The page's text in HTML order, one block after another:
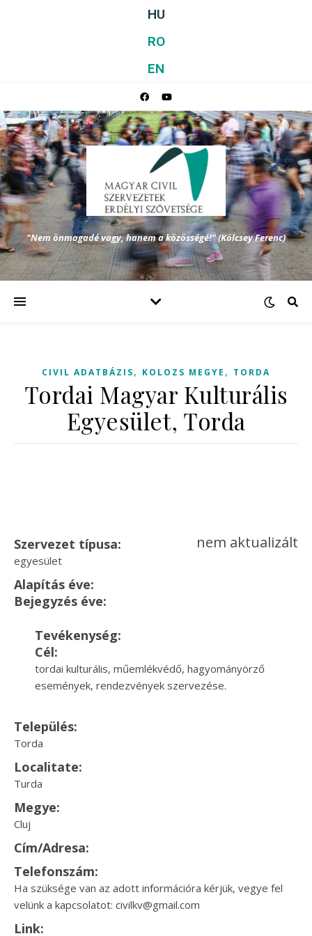
HU
RO
EN
"Nem önmagadé vagy, hanem a közösségé!" (Kölcsey Ferenc)
CIVIL ADATBÁZIS, KOLOZS MEGYE , TORDA
Tordai Magyar Kulturális
Egyesület, Torda
Szervezet típusa:
egyesület
nem aktualizált
Alapítás éve:
Bejegyzés éve:
Tevékenység:
Cél:
tordai kulturális, műemlékvédő, hagyományörző
események, rendezvények szervezése.
Település:
Torda
Localitate:
Turda
Megye:
Cluj
Cím/Adresa:
Telefonszám:
Ha szüksége van az adott információra kérjük, vegye fel
velünk a kapcsolatot: civilkv@gmail.com
Link: